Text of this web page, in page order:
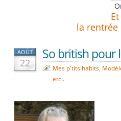
la rentrée
AOÛT
22
So british pour
Mes p'tits habits,
etc..